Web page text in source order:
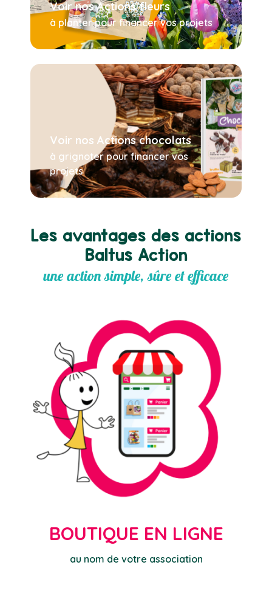
Voir nos Actions fleurs
à planter pour financer vos projets
Voir nos Actions chocolats
à grignoter pour financer vos
projets
Les avantages des actions
Baltus Action
une action simple, sûre et efficace
BOUTIQUE EN LIGNE
au nom de votre association